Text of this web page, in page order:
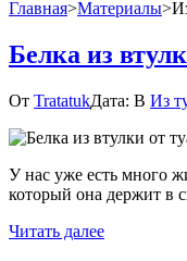
Главная>Материалы>
Белка из
От TratatukДата: В Из
У нас уже есть много
который она держит в
Читать далее